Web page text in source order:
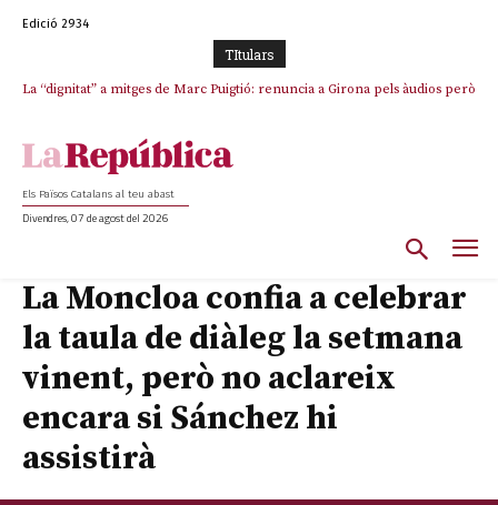
Edició 2934
TItulars
La “dignitat” a mitges de Marc Puigtió: renuncia a Girona pels àudios però
Junts exigeix que Catalunya quedi “fora” del repartiment dels menors
Els Països Catalans al teu abast
Divendres, 07 de agost del 2026
La Moncloa confia a celebrar
la taula de diàleg la setmana
vinent, però no aclareix
encara si Sánchez hi
assistirà